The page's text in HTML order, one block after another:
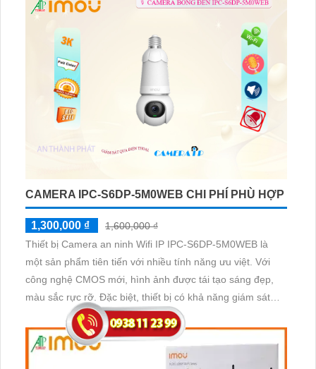
Bộ lắp Camera An Ninh Khu Phố Chính Hãng Giá Rẻ
Dahua mang đến khả năng thu âm chất lượng cao, giúp
theo dõi và ghi lại mọi sự kiện quan trọng
CAMERA IPC-S6DP-5M0WEB CHI PHÍ PHÙ HỢP
1,300,000 ₫
1,600,000 ₫
Thiết bị Camera an ninh Wifi IP IPC-S6DP-5M0WEB là
một sản phẩm tiên tiến với nhiều tính năng ưu việt. Với
công nghệ CMOS mới, hình ảnh được tái tạo sáng đẹp,
màu sắc rực rỡ. Đặc biệt, thiết bị có khả năng giám sát
ban đêm thông qua công nghệ Hồng Ngoại với tầm quan
sát lên đến 25m